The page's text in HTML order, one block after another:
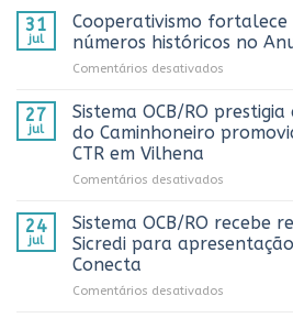
31
jul
Cooperativismo fortalece
números históricos no
Comentários desativados
fortalece
Rondônia
e
no
2026
27
jul
Sistema OCB/RO
do Caminhoneiro
CTR em Vilhena
Comentários desativados
OCB/RO
prestigia
24
jul
Sistema OCB/RO recebe
Sicredi para
Conecta
Comentários desativados